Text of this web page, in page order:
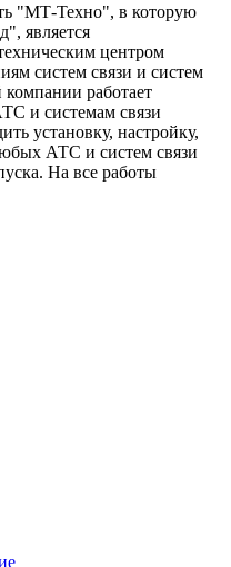
"МТ-Техно", в которую
является
центром
систем связи и систем
работает
и системам связи
установку, настройку,
АТС и систем связи
На все работы